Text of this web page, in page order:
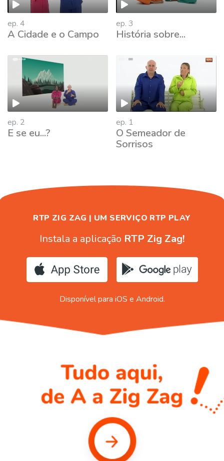
ep. 4
A Cidade e o Campo
ep. 3
História sobre...
ep. 2
E se eu...?
ep. 1
O Semeador de
Sorrisos
377738
RTP ZIG ZAG | UM SERVIÇO RTP PLAY
Instala a aplicação RTP Zig Zag!
Disponível para iOS e Android.